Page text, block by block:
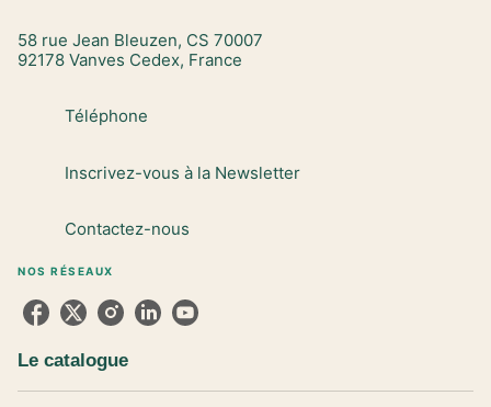
58 rue Jean Bleuzen, CS 70007
92178 Vanves Cedex, France
Téléphone
Inscrivez-vous à la Newsletter
Contactez-nous
NOS RÉSEAUX
Le catalogue